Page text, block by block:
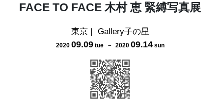
FACE TO FACE 木村 恵 緊縛写真展
東京| Gallery子の星
2020 09.09 tue－ 2020 09.14 sun